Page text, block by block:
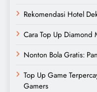
Rekomendasi Hotel
Cara Top Up
Nonton Bola Gratis:
Top Up Game
Gamers